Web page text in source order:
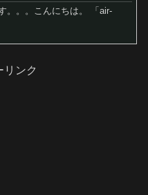
。。。こんにちは。 「air-
リンク